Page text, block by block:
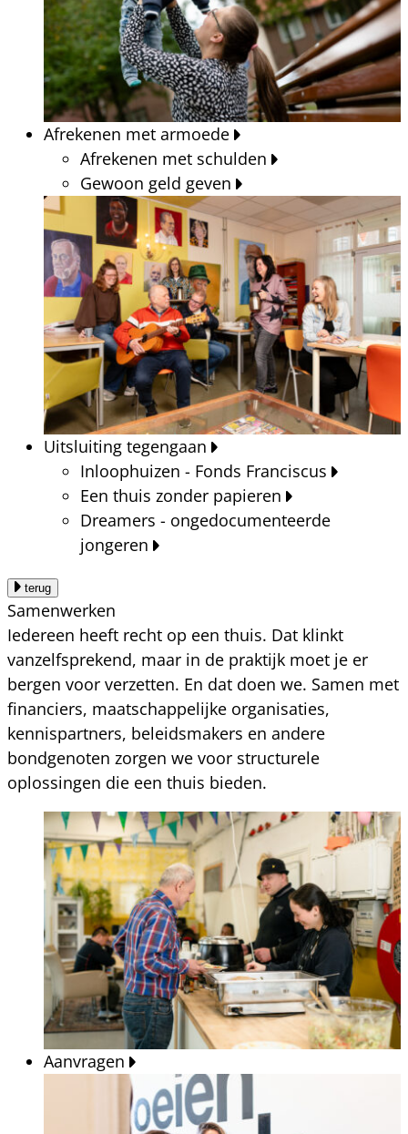
Afrekenen met armoede
Afrekenen met schulden
Gewoon geld geven
Uitsluiting tegengaan
Inloophuizen - Fonds Franciscus
Een thuis zonder papieren
Dreamers - ongedocumenteerde
jongeren
terug
Samenwerken
Iedereen heeft recht op een thuis. Dat klinkt
vanzelfsprekend, maar in de praktijk moet je er
bergen voor verzetten. En dat doen we. Samen met
financiers, maatschappelijke organisaties,
kennispartners, beleidsmakers en andere
bondgenoten zorgen we voor structurele
oplossingen die een thuis bieden.
Aanvragen